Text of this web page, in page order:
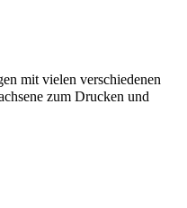
mit vielen verschiedenen
zum Drucken und